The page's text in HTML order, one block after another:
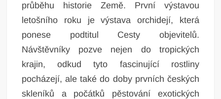
průběhu historie Země. První výstavou
letošního roku je výstava orchidejí, která
ponese podtitul Cesty objevitelů.
Návštěvníky pozve nejen do tropických
krajin, odkud tyto fascinující rostliny
pocházejí, ale také do doby prvních českých
skleníků a počátků pěstování exotických